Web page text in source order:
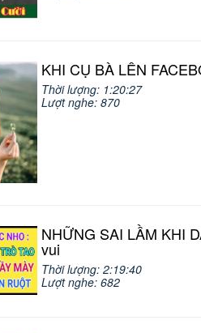
KHI CỤ BÀ LÊN
Thời lượng: 1:20:27
Lượt nghe: 870
NHỮNG SAI LẦM KHI
vui
Thời lượng: 2:19:40
Lượt nghe: 682